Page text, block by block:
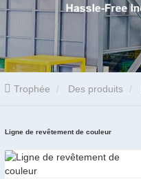
Trophée Des produits
Ligne de revêtement de couleur